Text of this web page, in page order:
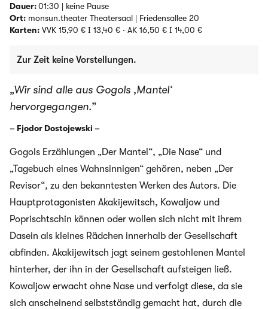
Dauer:01:30 | keine Pause
Ort: monsun.theater Theatersaal | Friedensallee 20
Karten: VVK 15,90 € І 13,40 € · AK 16,50 € І 14,00 €
Zur Zeit keine Vorstellungen.
„Wir sind alle aus Gogols ‚Mantel‘
hervorgegangen.”
– Fjodor Dostojewski –
Gogols Erzählungen „Der Mantel“, „Die Nase“ und
„Tagebuch eines Wahnsinnigen“ gehören, neben „Der
Revisor“, zu den bekanntesten Werken des Autors. Die
Hauptprotagonisten Akakijewitsch, Kowaljow und
Poprischtschin können oder wollen sich nicht mit ihrem
Dasein als kleines Rädchen innerhalb der Gesellschaft
abfinden. Akakijewitsch jagt seinem gestohlenen Mantel
hinterher, der ihn in der Gesellschaft aufsteigen ließ.
Kowaljow erwacht ohne Nase und verfolgt diese, da sie
sich anscheinend selbstständig gemacht hat, durch die